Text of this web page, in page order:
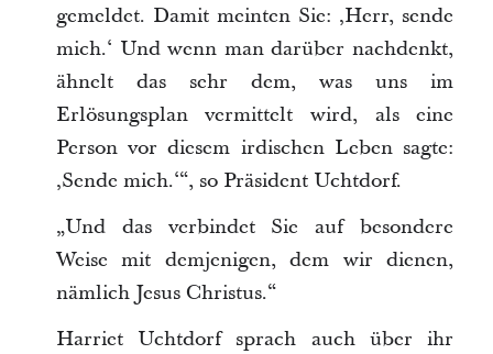
gemeldet. Damit meinten Sie: ‚Herr, sende
mich.‘ Und wenn man darüber nachdenkt,
ähnelt das sehr dem, was uns im
Erlösungsplan vermittelt wird, als eine
Person vor diesem irdischen Leben sagte:
‚Sende mich.‘“, so Präsident Uchtdorf.
„Und das verbindet Sie auf besondere
Weise mit demjenigen, dem wir dienen,
nämlich Jesus Christus.“
Harriet Uchtdorf sprach auch über ihr